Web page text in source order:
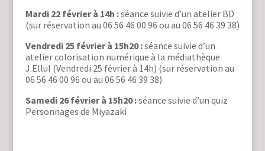
Mardi 22 février à 14h :séance suivie d’un atelier BD
(sur réservation au 06 56 46 00 96 ou au 06 56 46 39 38)
Vendredi 25 février à 15h20 :séance suivie d’un
atelier colorisation numérique à la médiathèque
J.Ellul (Vendredi 25 février à 14h) (sur réservation au
06 56 46 00 96 ou au 06 56 46 39 38)
Samedi 26 février à 15h20 :séance suivie d’un quiz
Personnages de Miyazaki